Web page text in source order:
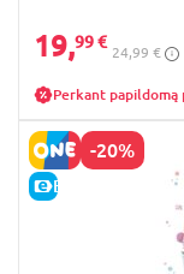
19,99 €
24,99 €
Perkant
-20%
E-KAINA